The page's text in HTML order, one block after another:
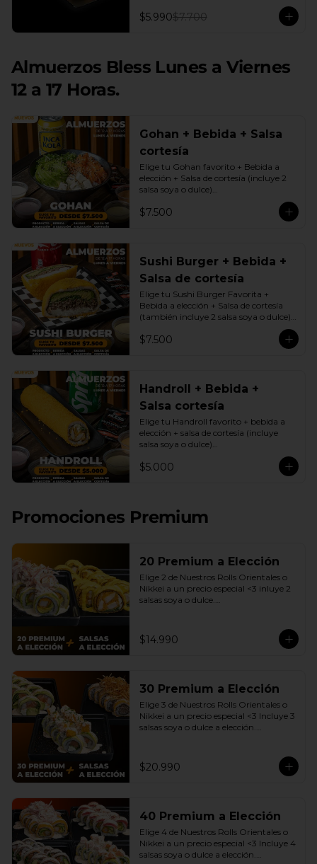
$5.990$7.700
Almuerzos Bless Lunes a Viernes
12 a 17 Horas.
Gohan + Bebida + Salsa
cortesía
Elige tu Gohan favorito + Bebida a
elección + Salsa de cortesía (incluye 2
salsa soya o dulce)
Promoción exclusiva Lunes a viernes
de 12 a 17 Horas.
$7.500
Sushi Burger + Bebida +
Salsa de cortesía
Elige tu Sushi Burger Favorita +
Bebida a elección + Salsa de cortesía
(también incluye 2 salsa soya o dulce)
Promoción exclusiva Lunes a viernes
de 12 a 17 Horas.
$7.500
Handroll + Bebida +
Salsa cortesía
Elige tu Handroll favorito + bebida a
elección + salsa de cortesía (incluye
salsa soya o dulce)
Promoción exclusiva Lunes a viernes
de 12 a 17 Horas.
$5.000
Promociones Premium
20 Premium a Elección
Elige 2 de Nuestros Rolls Orientales o
Nikkei a un precio especial <3 inluye 2
salsas soya o dulce.
$14.990
30 Premium a Elección
Elige 3 de Nuestros Rolls Orientales o
Nikkei a un precio especial <3 Incluye 3
salsas soya o dulce a elección.
$20.990
40 Premium a Elección
Elige 4 de Nuestros Rolls Orientales o
Nikkei a un precio especial <3 Incluye 4
salsas soya o dulce a elección.